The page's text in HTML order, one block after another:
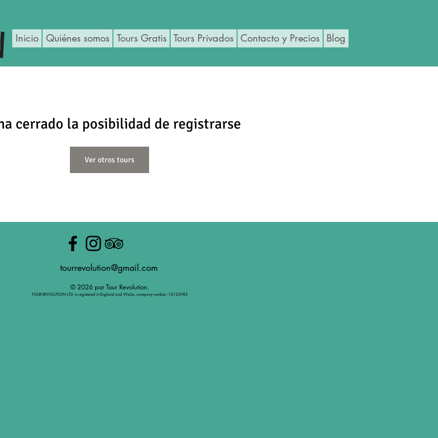
Inicio Quiénes somos Tours Gratis Tours Privados Contacto y Precios Blog
cerrado la posibilidad de registrarse
Ver otros tours
tourrevolution@gmail.com
© 2026 por Tour Revolution.
TOUR REVOLUTION LTD. is registered in England and Wales, company number: 10125982